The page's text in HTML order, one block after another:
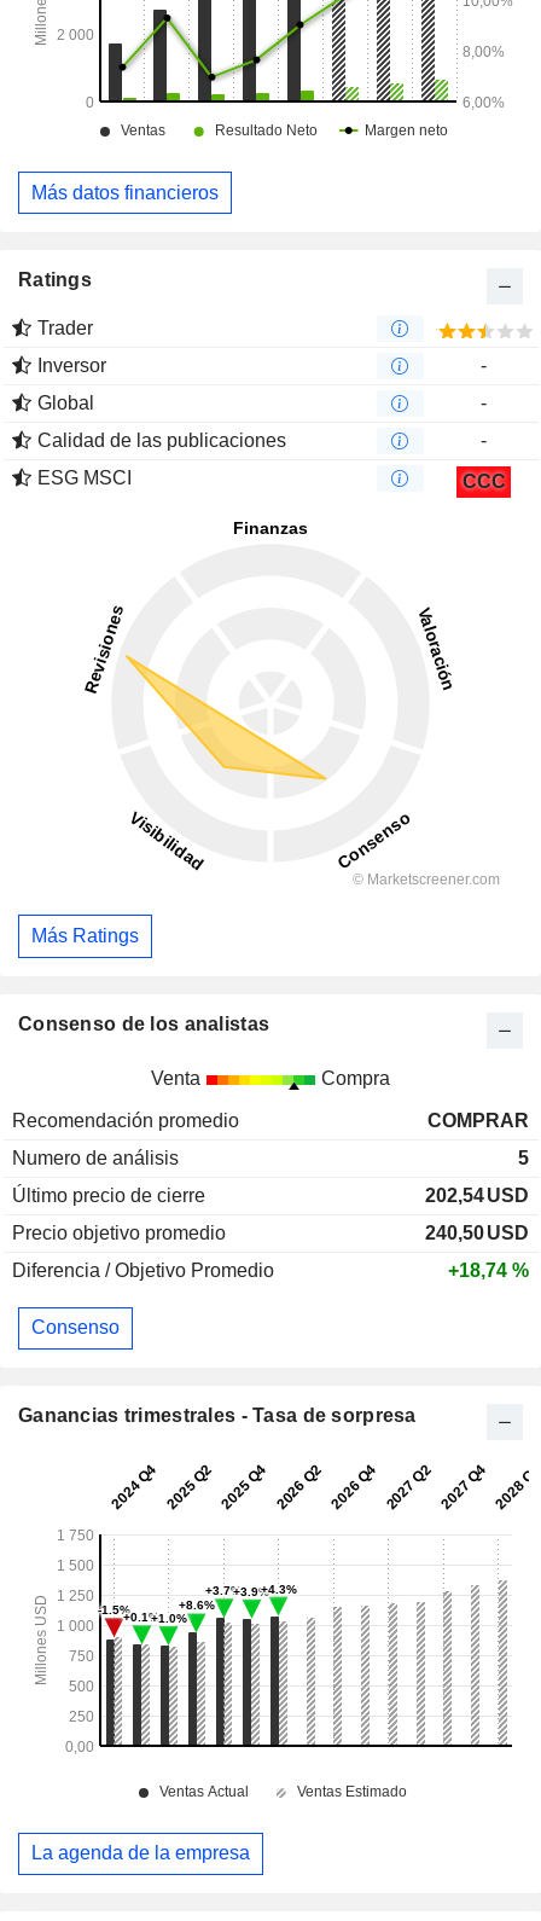
Más datos financieros
Ratings
Trader
Inversor
-
Global
-
Calidad de las publicaciones
-
ESG MSCI
CCC
Más Ratings
Consenso de los analistas
Venta Compra
Recomendación promedio
COMPRAR
Numero de análisis
5
Último precio de cierre
202,54USD
Precio objetivo promedio
240,50USD
Diferencia / Objetivo Promedio
+18,74 %
Consenso
Ganancias trimestrales - Tasa de sorpresa
La agenda de la empresa